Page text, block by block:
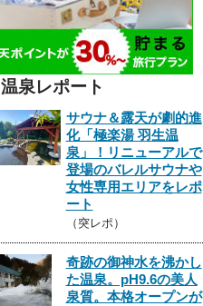
温泉レポート
サウナ＆露天が劇的進
化「極楽湯 羽生温
泉」！リニューアルで
登場のバレルサウナや
女性専用エリアをレポ
ート
（突レポ）
奇跡の御神水を沸かし
た温泉。pH9.6の美人
泉質。本格オープンが